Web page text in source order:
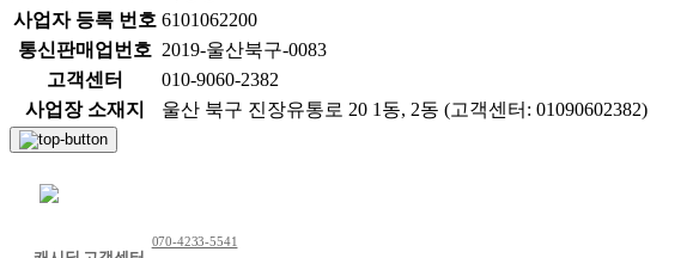
사업자 등록 번호 6101062200
통신판매업번호 2019-울산북구-0083
고객센터
010-9060-2382
사업장 소재지
울산 북구 진장유통로 20 1동, 2동 (고객센터: 01090602382)
070-4233-5541